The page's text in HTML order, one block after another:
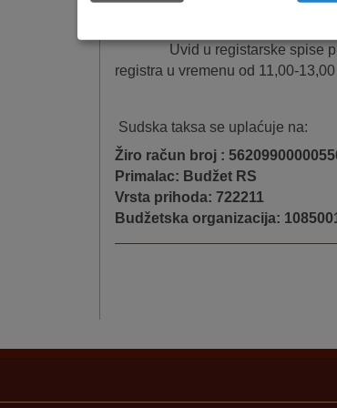
Uvid u registarske spise
registra u vremenu od 11,00-
Sudska taksa se uplaćuje na:
Žiro račun broj :
Primalac: Budžet RS
Vrsta prihoda: 722211
Budžetska organizacija: